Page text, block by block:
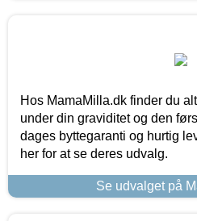
Hos MamaMilla.dk finder du
under din graviditet og den
dages byttegaranti og hurtig
her for at se deres udvalg.
Se udvalget på